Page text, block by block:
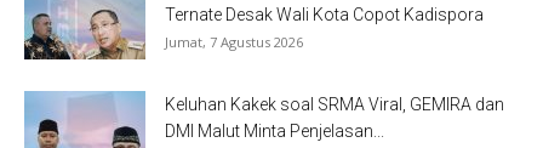
Ternate Desak Wali Kota Copot Kadispora
Jumat, 7 Agustus 2026
Keluhan Kakek soal SRMA Viral, GEMIRA dan
DMI Malut Minta Penjelasan...